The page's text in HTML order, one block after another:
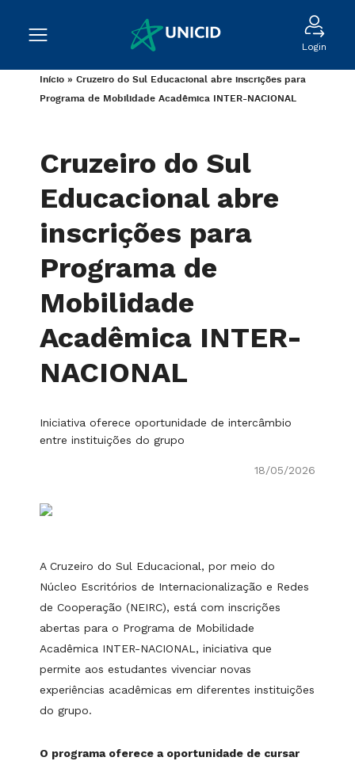
Login
Início » Cruzeiro do Sul Educacional abre inscrições para
Programa de Mobilidade Acadêmica INTER-NACIONAL
Cruzeiro do Sul
Educacional abre
inscrições para
Programa de
Mobilidade
Acadêmica INTER-
NACIONAL
Iniciativa oferece oportunidade de intercâmbio
entre instituições do grupo
18/05/2026
A Cruzeiro do Sul Educacional, por meio do
Núcleo Escritórios de Internacionalização e Redes
de Cooperação (NEIRC), está com inscrições
abertas para o Programa de Mobilidade
Acadêmica INTER-NACIONAL, iniciativa que
permite aos estudantes vivenciar novas
experiências acadêmicas em diferentes instituições
do grupo.
O programa oferece a oportunidade de cursar